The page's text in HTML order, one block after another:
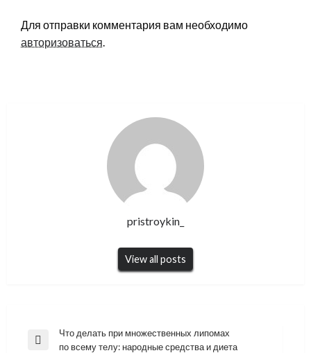
Для отправки комментария вам необходимо
авторизоваться.
pristroykin_
View all posts
Навигация
Previous
Что делать при множественных липомах
по всему телу: народные средства и диета